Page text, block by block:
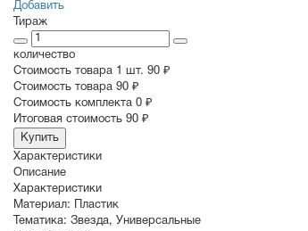
Добавить
Тираж
количество
Стоимость товара 1 шт. 90 ₽
Cтоимость товара 90 ₽
Стоимость комплекта 0 ₽
Итоговая стоимость 90 ₽
Купить
Характеристики
Описание
Характеристики
Материал: Пластик
Тематика: Звезда, Универсальные